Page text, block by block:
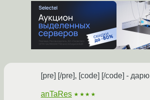
[pre] [/pre], [code] [/code] - дарю
anTaRes ★★★★